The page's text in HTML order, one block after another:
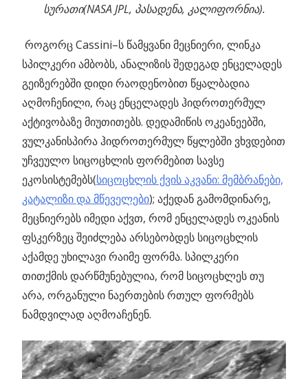
სურათი(NASA JPL, პასადენა, კალიფორნია).
როგორც Cassini–ს წამყვანი მეცნიერი, ლინკა
სპილკერი ამბობს, ანალიზის შედეგად ენცელადეს
გეიზერებში დიდი რაოდენობით წყალბადია
აღმოჩენილი, რაც ენცელადეს ჰიდროთერმულ
აქტივობაზე მიუთითებს. დედამიწის ოკეანეებში,
ვულკანისპირა ჰიდროთერმულ წყლებში ვხვდებით
უჩვეულო სიცოცხლის ფორმებით სავსე
ეკოსისტემებს(სიცოცხლის ქვის აკვანი: მემბრანები,
კატალიზი და მწეველები); აქედან გამომდინარე,
მეცნიერებს იმედი აქვთ, რომ ენცელადეს ოკეანის
ფსკერზეც შეიძლება არსებობდეს სიცოცხლის
აქამდე უხილავი რაიმე ფორმა. სპილკერი
თითქმის დარწმუნებულია, რომ სიცოცხლეს თუ
არა, ორგანული ნაერთების რთულ ფორმებს
ნამდვილად აღმოაჩენენ.